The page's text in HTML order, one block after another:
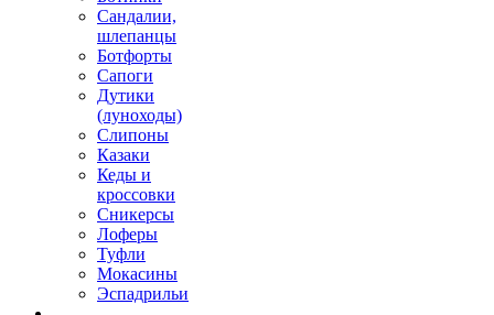
Сандалии,
шлепанцы
Ботфорты
Сапоги
Дутики
(луноходы)
Слипоны
Казаки
Кеды и
кроссовки
Сникерсы
Лоферы
Туфли
Мокасины
Эспадрильи